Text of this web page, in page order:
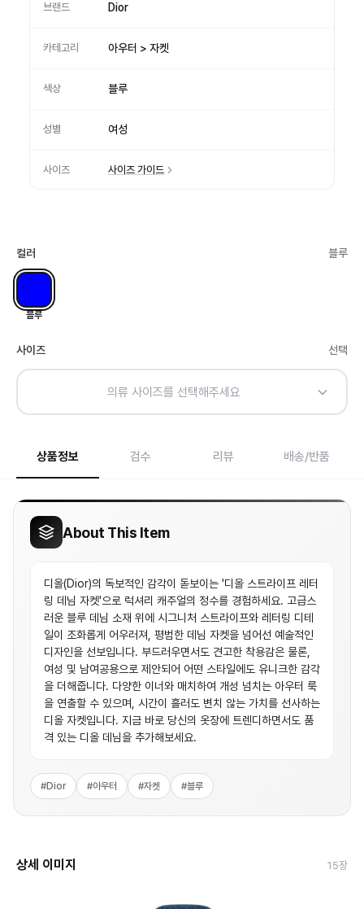
브랜드 Dior
카테고리 아우터 > 자켓
색상 블루
성별 여성
사이즈 사이즈 가이드
컬러 블루
블루
사이즈 선택
의류 사이즈를 선택해주세요
상품정보 검수 리뷰 배송/반품
About This Item
디올(Dior)의 독보적인 감각이 돋보이는 '디올 스트라이프 레터
링 데님 자켓'으로 럭셔리 캐주얼의 정수를 경험하세요. 고급스
러운 블루 데님 소재 위에 시그니처 스트라이프와 레터링 디테
일이 조화롭게 어우러져, 평범한 데님 자켓을 넘어선 예술적인
디자인을 선보입니다. 부드러우면서도 견고한 착용감은 물론,
여성 및 남여공용으로 제안되어 어떤 스타일에도 유니크한 감각
을 더해줍니다. 다양한 이너와 매치하여 개성 넘치는 아우터 룩
을 연출할 수 있으며, 시간이 흘러도 변치 않는 가치를 선사하는
디올 자켓입니다. 지금 바로 당신의 옷장에 트렌디하면서도 품
격 있는 디올 데님을 추가해보세요.
#Dior #아우터 #자켓 #블루
상세 이미지 15장